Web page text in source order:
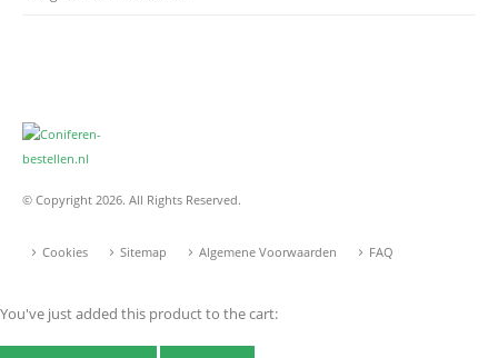
© Copyright 2026. All Rights Reserved.
Cookies Sitemap Algemene Voorwaarden FAQ
You've just added this product to the cart: